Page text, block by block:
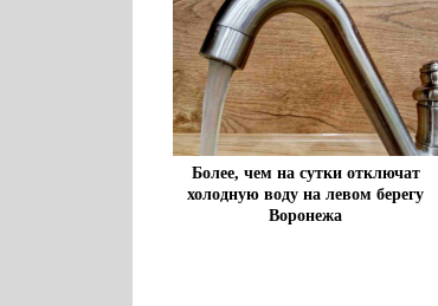
Более, чем на сутки отключат
холодную воду на левом берегу
Воронежа